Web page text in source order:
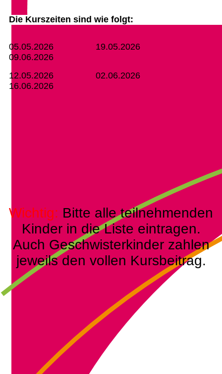
Die Kurszeiten sind wie folgt:
05.05.2026 19.05.2026
09.06.2026
12.05.2026 02.06.2026
16.06.2026
Wichtig: Bitte alle teilnehmenden
Kinder in die Liste eintragen.
Auch Geschwisterkinder zahlen
jeweils den vollen Kursbeitrag.